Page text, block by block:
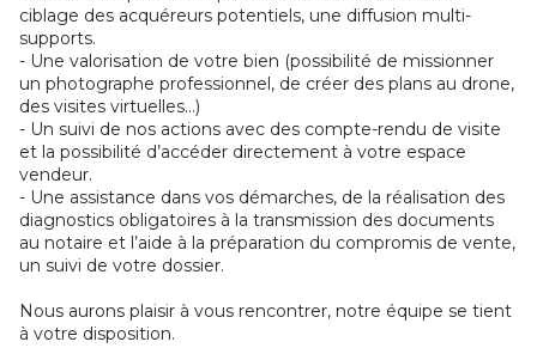
ciblage des acquéreurs potentiels, une diffusion multi-
supports.
- Une valorisation de votre bien (possibilité de missionner
un photographe professionnel, de créer des plans au drone,
des visites virtuelles…)
- Un suivi de nos actions avec des compte-rendu de visite
et la possibilité d’accéder directement à votre espace
vendeur.
- Une assistance dans vos démarches, de la réalisation des
diagnostics obligatoires à la transmission des documents
au notaire et l’aide à la préparation du compromis de vente,
un suivi de votre dossier.
Nous aurons plaisir à vous rencontrer, notre équipe se tient
à votre disposition.